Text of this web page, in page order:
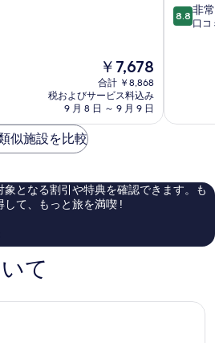
現
在
の
料
金
￥7,678
合計 ￥8,868
税およびサービス料込み
9 月 8 日 ～ 9 月 9 日
デ
ザ
賞
舘)
高
10
段
良
ミ
1,001
8.8 非
口コ
似施設を比較
象となる割引や特典を確認できます。も
して、もっと旅を満喫 !
て